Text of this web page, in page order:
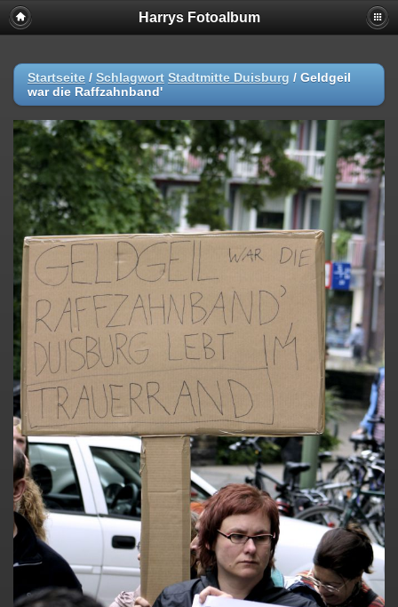
Harrys Fotoalbum
Startseite / Schlagwort Stadtmitte Duisburg / Geldgeil
war die Raffzahnband'